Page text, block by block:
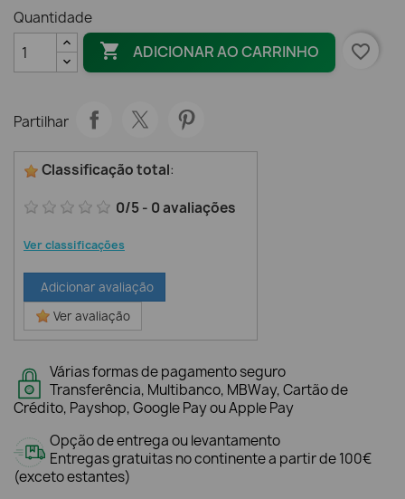
Quantidade
 ADICIONAR AO CARRINHO favorite_border
Partilhar
Classificação total:
0/5- 0avaliações
Ver classificações
Adicionar avaliação
Ver avaliação
Várias formas de pagamento seguro
Transferência, Multibanco, MBWay, Cartão de
Crédito, Payshop, Google Pay ou Apple Pay
Opção de entrega ou levantamento
Entregas gratuitas no continente a partir de 100€
(exceto estantes)